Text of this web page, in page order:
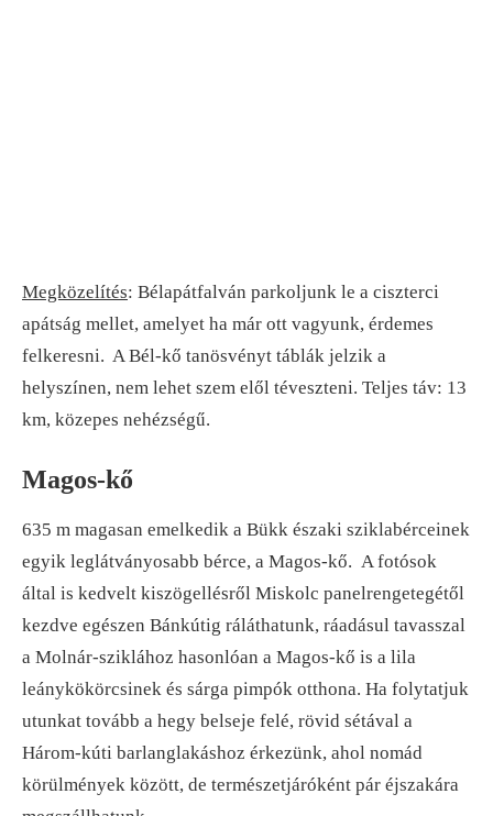
Megközelítés: Bélapátfalván parkoljunk le a ciszterci
apátság mellet, amelyet ha már ott vagyunk, érdemes
felkeresni. A Bél-kő tanösvényt táblák jelzik a
helyszínen, nem lehet szem elől téveszteni. Teljes táv: 13
km, közepes nehézségű.
Magos-kő
635 m magasan emelkedik a Bükk északi sziklabérceinek
egyik leglátványosabb bérce, a Magos-kő. A fotósok
által is kedvelt kiszögellésről Miskolc panelrengetegétől
kezdve egészen Bánkútig ráláthatunk, ráadásul tavasszal
a Molnár-sziklához hasonlóan a Magos-kő is a lila
leánykökörcsinek és sárga pimpók otthona. Ha folytatjuk
utunkat tovább a hegy belseje felé, rövid sétával a
Három-kúti barlanglakáshoz érkezünk, ahol nomád
körülmények között, de természetjáróként pár éjszakára